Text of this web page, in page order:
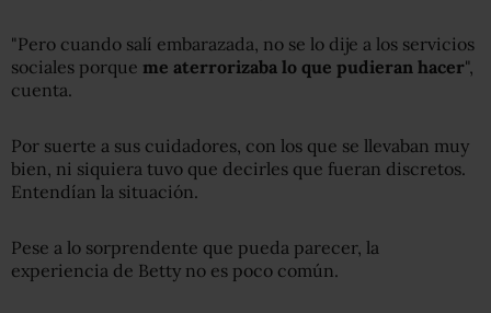
"Pero cuando salí embarazada, no se lo dije a los servicios
sociales porque me aterrorizaba lo que pudieran hacer",
cuenta.
Por suerte a sus cuidadores, con los que se llevaban muy
bien, ni siquiera tuvo que decirles que fueran discretos.
Entendían la situación.
Pese a lo sorprendente que pueda parecer, la
experiencia de Betty no es poco común.